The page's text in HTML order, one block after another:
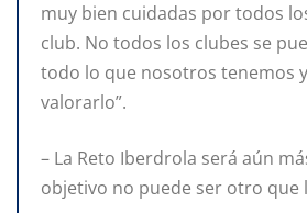
muy bien cuidadas por todos
club. No todos los clubes se
todo lo que nosotros tenemos
valorarlo”.
– La Reto Iberdrola será aún
objetivo no puede ser otro que